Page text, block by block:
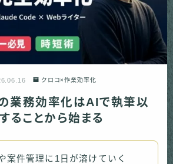
クロコ×作業効率化
業務効率化はAIで執筆以
ることから始まる
案件管理に1日が溶けていく